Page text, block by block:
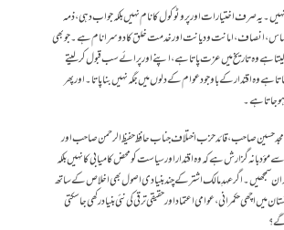
یہ صرف اختیارات اور پروٹوکول کا نام نہیں بلکہ جواب دہی، ذمہ
احساس، انصاف، امانت و دیانت اور خدمت خلق کا دوسرا نام ہے۔ جوبھی
ہے وہ تاریخ میں عزت پاتا ہے، اپنے اور پرائے سب قبول کرلیتے
ہے وہ اقتدار کے باوجود عوام کے دلوں میں جگہ نہیں بنا پاتا۔ اور پھر
ہوجاتا ہے۔
امجد حسین صاحب، قائد حزب اختلاف جناب حافظ حفیظ الرحمن صاحب اور
مؤدبانہ گزارش ہے کہ وہ اقتدار اور سیاست کو محض کامیابی کا نہیں بلکہ
سمجھیں۔ اگر عہدِ مالک اشتر کے چند بنیادی اصول بھی اخلاص کے ساتھ
میں اچھی حکمرانی، عوامی اعتماد اور حقیقی ترقی کی نئی بنیاد رکھی جا سکتی